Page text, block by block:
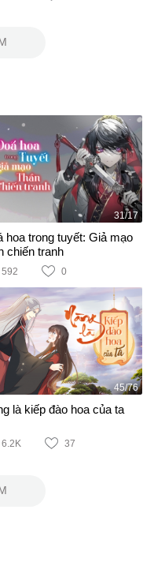
31/17
hoa trong tuyết: Giả mạo
chiến tranh
592 0
45/76
là kiếp đào hoa của ta
6.2K 37